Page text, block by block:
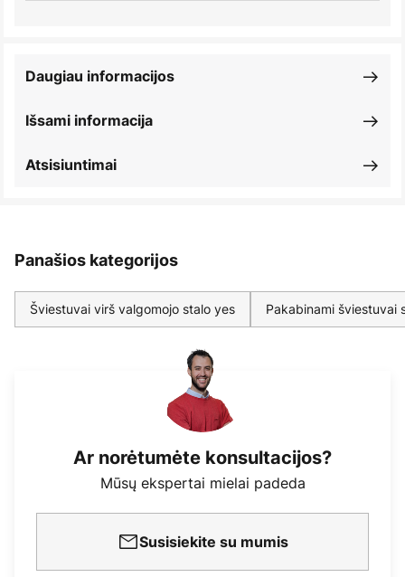
Išsami informacija
Daugiau informacijos
Atsisiuntimai
Panašios kategorijos
Šviestuvai virš valgomojo stalo yes Pakabinami šviestuvai
Ar norėtumėte konsultacijos?
Mūsų ekspertai mielai padeda
Susisiekite su mumis